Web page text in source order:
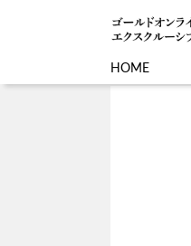
HOME